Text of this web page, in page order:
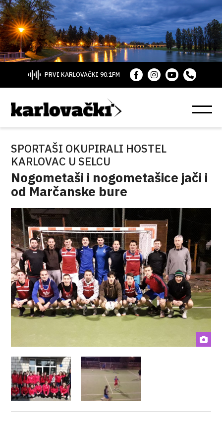
PRVI KARLOVAČKI 90.1FM
SPORTAŠI OKUPIRALI HOSTEL
KARLOVAC U SELCU
Nogometaši i nogometašice jači i
od Marčanske bure